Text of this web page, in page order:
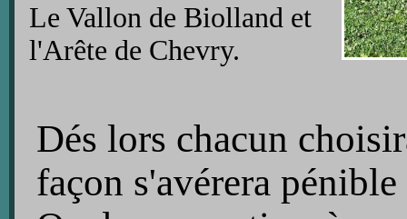
Le Vallon de Biolland et
l'Arête de Chevry.
Dés lors chacun
façon s'avérera